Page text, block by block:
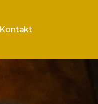
Kontakt